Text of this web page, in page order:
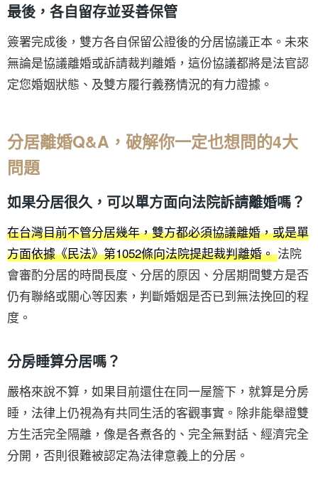
最後，各自留存並妥善保管
簽署完成後，雙方各自保留公證後的分居協議正本。未來
無論是協議離婚或訴請裁判離婚，這份協議都將是法官認
定您婚姻狀態、及雙方履行義務情況的有力證據。
分居離婚Q&A，破解你一定也想問的4大
問題
如果分居很久，可以單方面向法院訴請離婚嗎？
在台灣目前不管分居幾年，雙方都必須協議離婚，或是單
方面依據《民法》第1052條向法院提起裁判離婚。法院
會審酌分居的時間長度、分居的原因、分居期間雙方是否
仍有聯絡或關心等因素，判斷婚姻是否已到無法挽回的程
度。
分房睡算分居嗎？
嚴格來說不算，如果目前還住在同一屋簷下，就算是分房
睡，法律上仍視為有共同生活的客觀事實。除非能舉證雙
方生活完全隔離，像是各煮各的、完全無對話、經濟完全
分開，否則很難被認定為法律意義上的分居。